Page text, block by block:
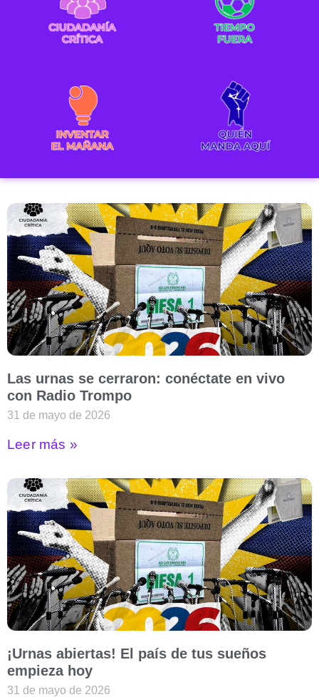
Las urnas se cerraron: conéctate en vivo
con Radio Trompo
31 de mayo de 2026
Leer más »
¡Urnas abiertas! El país de tus sueños
empieza hoy
31 de mayo de 2026